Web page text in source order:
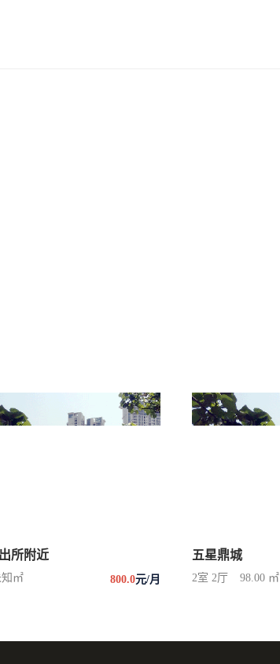
所附近
㎡ 800.0元/月
五星鼎城
2室 2厅 98.00 ㎡